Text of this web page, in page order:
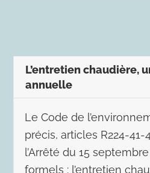
L’entretien chaudière,
annuelle
Le Code de
précis, articles R224-41-
l’Arrêté du 15
formels : l’entretien